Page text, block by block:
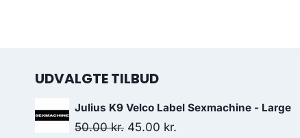
UDVALGTE TILBUD
Julius K9 Velco Label Sexmachine - Large
50.00kr. Den
45.00 kr.